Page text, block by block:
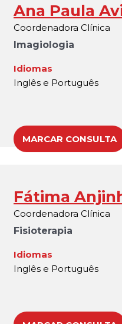
Ana Paula
Coordenadora Clínica
Imagiologia
Idiomas
Inglês e Português
MARCAR CONSULTA
Fátima
Coordenadora Clínica
Fisioterapia
Idiomas
Inglês e Português